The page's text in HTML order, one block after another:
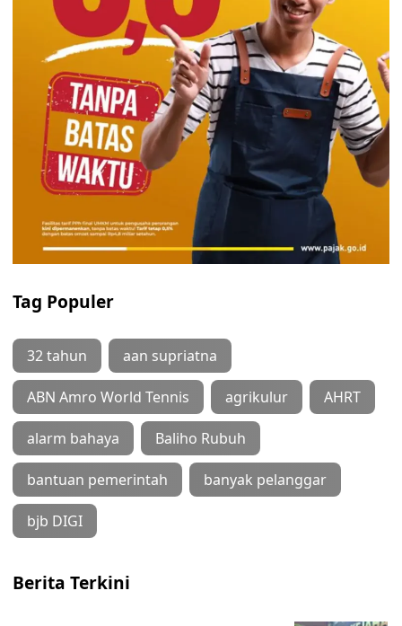
Tag Populer
32 tahun aan supriatna
ABN Amro World Tennis agrikulur AHRT
alarm bahaya Baliho Rubuh
bantuan pemerintah banyak pelanggar
bjb DIGI
Berita Terkini